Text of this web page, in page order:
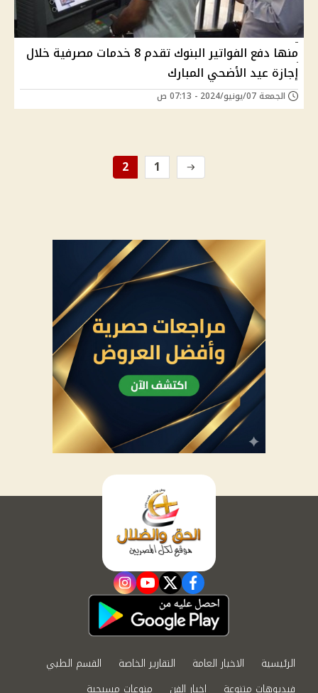
منها دفع الفواتير البنوك تقدم 8 خدمات مصرفية خلال
إجازة عيد الأضحي المبارك
الجمعة 07/يونيو/2024 - 07:13 ص
1
2
facebook
twitter
youtube
instagram
الرئيسية الاخبار العامة التقارير الخاصة
القسم الطبي
فيديوهات متنوعة
اخبار الفن منوعات مسيحية